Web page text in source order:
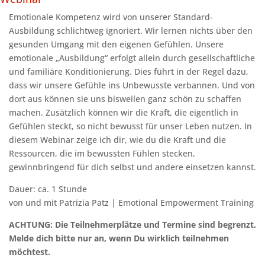
Emotionale Kompetenz wird von unserer Standard-
Ausbildung schlichtweg ignoriert. Wir lernen nichts über den
gesunden Umgang mit den eigenen Gefühlen. Unsere
emotionale „Ausbildung“ erfolgt allein durch gesellschaftliche
und familiäre Konditionierung. Dies führt in der Regel dazu,
dass wir unsere Gefühle ins Unbewusste verbannen. Und von
dort aus können sie uns bisweilen ganz schön zu schaffen
machen. Zusätzlich können wir die Kraft, die eigentlich in
Gefühlen steckt, so nicht bewusst für unser Leben nutzen. In
diesem Webinar zeige ich dir, wie du die Kraft und die
Ressourcen, die im bewussten Fühlen stecken,
gewinnbringend für dich selbst und andere einsetzen kannst.
Dauer: ca. 1 Stunde
von und mit Patrizia Patz | Emotional Empowerment Training
ACHTUNG: Die Teilnehmerplätze und Termine sind begrenzt.
Melde dich bitte nur an, wenn Du wirklich teilnehmen
möchtest.